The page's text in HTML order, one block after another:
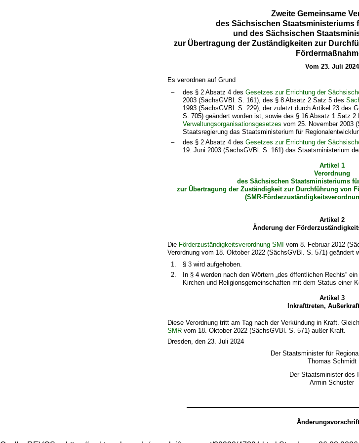
Zweite Gemeinsame
des Sächsischen Staatsministeriums
und des Sächsischen
zur Übertragung der Zuständigkeiten zur
Vom 23. Juli 2024
Es verordnen auf Grund
–
des § 2 Absatz 4 des Gesetzes zur Errichtung der
2003 (SächsGVBl. S. 161), des § 8 Absatz 2 Satz 5 des
1993 (SächsGVBl. S. 229), der zuletzt durch Artikel 23 des
S. 705) geändert worden ist, sowie des § 16 Absatz 1 Satz 2
Verwaltungsorganisationsgesetzes vom 25. November 2003
Staatsregierung das Staatsministerium für
–
des § 2 Absatz 4 des Gesetzes zur Errichtung der
19. Juni 2003 (SächsGVBl. S. 161) das Staatsministerium
Artikel 1
Verordnung
des Sächsischen Staatsministeriums
zur Übertragung der Zuständigkeit zur Durchführung von
(SMR-
Artikel 2
Änderung der
Die Förderzuständigkeitsverordnung SMI vom 8. Februar 2012
Verordnung vom 18. Oktober 2022 (SächsGVBl. S. 571) geändert
1.
§ 3 wird aufgehoben.
2.
In § 4 werden nach den Wörtern „des öffentlichen Rechts“
Kirchen und Religionsgemeinschaften mit dem Status einer
Artikel 3
Inkrafttreten,
Diese Verordnung tritt am Tag nach der Verkündung in Kraft.
SMR vom 18. Oktober 2022 (SächsGVBl. S. 571) außer Kraft.
Dresden, den 23. Juli 2024
Der Staatsminister für
Thomas Schmidt
Der Staatsminister des
Armin Schuster